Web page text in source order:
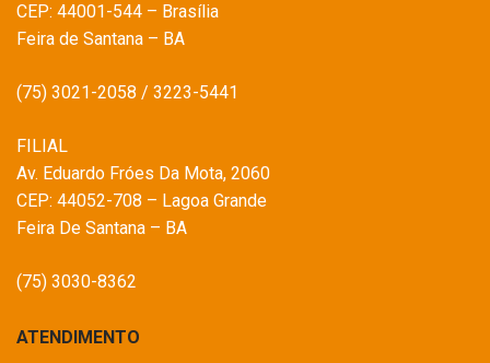
CEP: 44001-544 – Brasília
Feira de Santana – BA
(75) 3021-2058 / 3223-5441
FILIAL
Av. Eduardo Fróes Da Mota, 2060
CEP: 44052-708 – Lagoa Grande
Feira De Santana – BA
(75) 3030-8362
ATENDIMENTO